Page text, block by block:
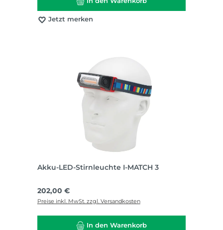
Jetzt merken
Akku-LED-Stirnleuchte I-MATCH 3
Regulärer Preis:
202,00 €
Preise inkl. MwSt. zzgl. Versandkosten
In den Warenkorb